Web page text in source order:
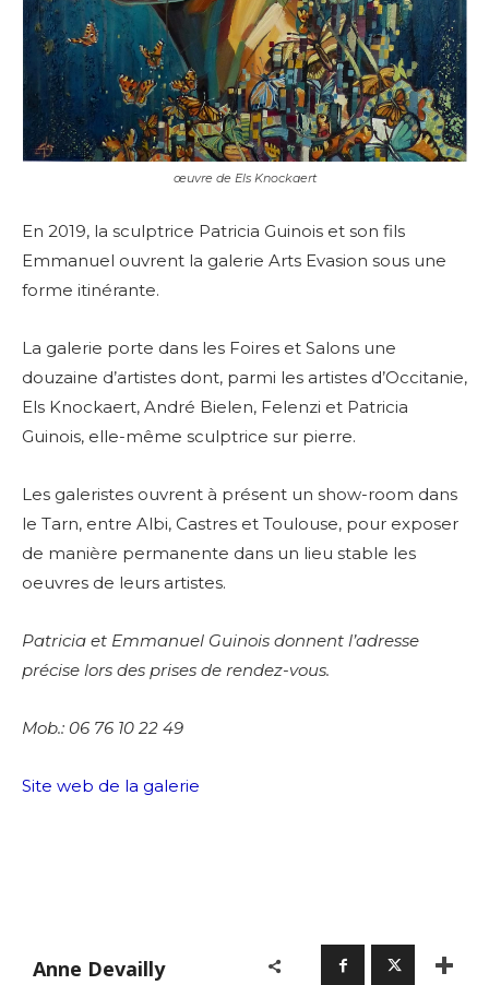
œuvre de Els Knockaert
En 2019, la sculptrice Patricia Guinois et son fils
Emmanuel ouvrent la galerie Arts Evasion sous une
forme itinérante.
La galerie porte dans les Foires et Salons une
douzaine d’artistes dont, parmi les artistes d’Occitanie,
Els Knockaert, André Bielen, Felenzi et Patricia
Guinois, elle-même sculptrice sur pierre.
Les galeristes ouvrent à présent un show-room dans
le Tarn, entre Albi, Castres et Toulouse, pour exposer
de manière permanente dans un lieu stable les
oeuvres de leurs artistes.
Patricia et Emmanuel Guinois donnent l’adresse
précise lors des prises de rendez-vous.
Mob.: 06 76 10 22 49
Site web de la galerie
Anne Devailly